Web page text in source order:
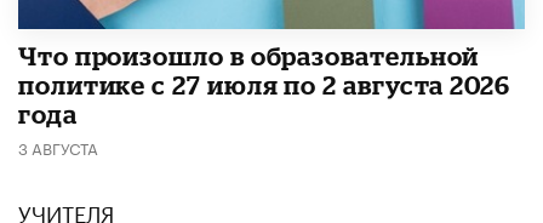
​Что произошло в образовательной
политике с 27 июля по 2 августа 2026
года
3 АВГУСТА
УЧИТЕЛЯ